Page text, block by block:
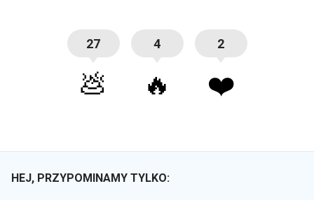
27
💩
4
🔥
2
❤️
HEJ, PRZYPOMINAMY TYLKO: